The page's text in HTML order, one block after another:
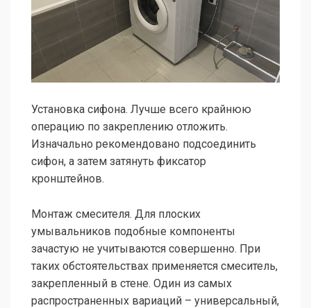
Установка сифона. Лучше всего крайнюю
операцию по закреплению отложить.
Изначально рекомендовано подсоединить
сифон, а затем затянуть фиксатор
кронштейнов.
Монтаж смесителя. Для плоских
умывальников подобные компоненты
зачастую не учитываются совершенно. При
таких обстоятельствах применяется смеситель,
закрепленный в стене. Один из самых
распространенных вариаций – универсальный,